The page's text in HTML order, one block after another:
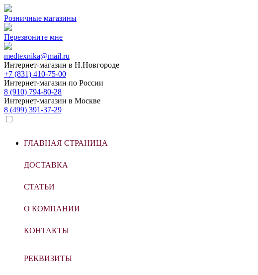
Розничные магазины
Перезвоните мне
medtexnika@mail.ru
Интернет-магазин в Н.Новгороде
+7 (831) 410-75-00
Интернет-магазин по России
8 (910) 794-80-28
Интернет-магазин в Москве
8 (499) 391-37-29
ГЛАВНАЯ СТРАНИЦА
ДОСТАВКА
СТАТЬИ
О КОМПАНИИ
КОНТАКТЫ
РЕКВИЗИТЫ